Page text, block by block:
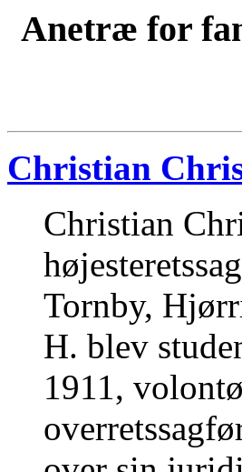
Anetræ for
Christian
Christian
Tornby,
H. blev
1911,